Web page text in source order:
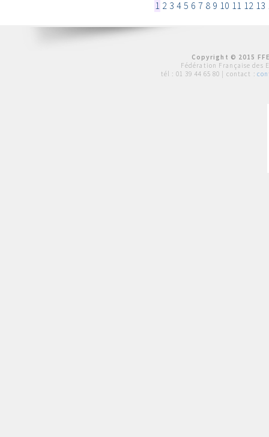
1 2 3 4 5 6 7 8 9 10 11 12 13
Copyright © 2015
Fédération Française des
tél : 01 39 44 65 80 | contact :